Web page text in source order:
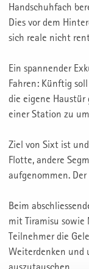
Handschuhfach
Dies vor dem
sich reale nicht
Ein spannender
Fahren: Künftig
die eigene Haustür
einer Station zu
Ziel von Sixt ist
Flotte, andere
aufgenommen.
Beim
mit Tiramisu sowie
Teilnehmer die
Weiterdenken und
auszutauschen.